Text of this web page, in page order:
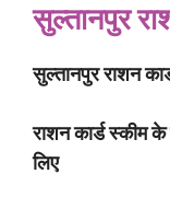
सुल्तानपुर
सुल्तानपुर राशन
राशन कार्ड
लिए